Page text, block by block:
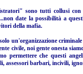
sono tutti collusi con
date la possibilità a
della mafia.
un'organizzazione
civile, noi gente onesta
permettere che questi
assessori barbari, incivili,